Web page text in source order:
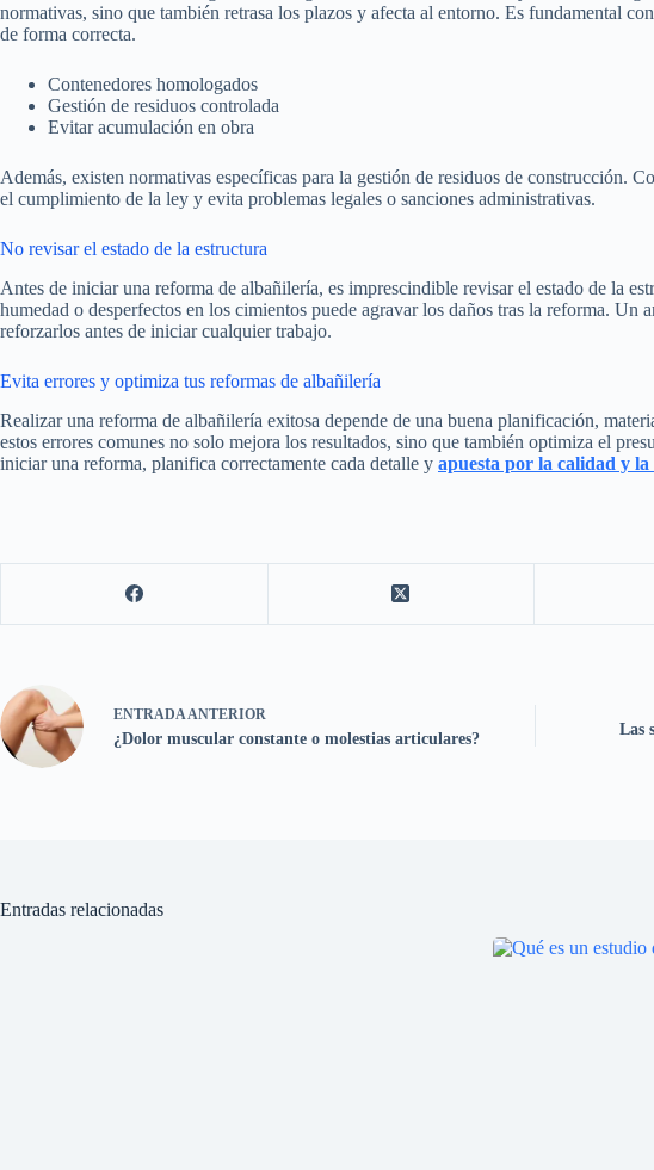
normativas, sino que también retrasa los plazos y afecta al entorno. Es fundamental
de forma correcta.
Contenedores homologados
Gestión de residuos controlada
Evitar acumulación en obra
Además, existen normativas específicas para la gestión de residuos de construcción.
el cumplimiento de la ley y evita problemas legales o sanciones administrativas.
No revisar el estado de la estructura
Antes de iniciar una reforma de albañilería, es imprescindible revisar el estado de la
humedad o desperfectos en los cimientos puede agravar los daños tras la reforma.
reforzarlos antes de iniciar cualquier trabajo.
Evita errores y optimiza tus reformas de albañilería
Realizar una reforma de albañilería exitosa depende de una buena planificación,
estos errores comunes no solo mejora los resultados, sino que también optimiza el
iniciar una reforma, planifica correctamente cada detalle y apuesta por la calidad y la
ENTRADAANTERIOR
¿Dolor muscular constante o molestias articulares?
Las
Entradas relacionadas